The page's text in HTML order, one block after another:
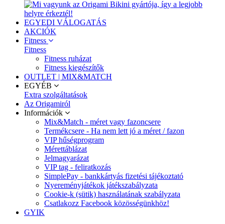
EGYEDI VÁLOGATÁS
AKCIÓK
Fitness
Fitness
Fitness ruházat
Fitness kiegészítők
OUTLET | MIX&MATCH
EGYÉB
Extra szolgáltatások
Az Origamiról
Információk
Mix&Match - méret vagy fazoncsere
Termékcsere - Ha nem lett jó a méret / fazon
VIP hűségprogram
Mérettáblázat
Jelmagyarázat
VIP tag - feliratkozás
SimplePay - bankkártyás fizetési tájékoztató
Nyereményjátékok játékszabályzata
Cookie-k (sütik) használatának szabályzata
Csatlakozz Facebook közösségünkhöz!
GYIK